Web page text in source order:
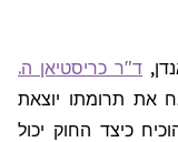
ד"ר כריסטיאן ה.
את תרומתו יוצאת
כיצד החוק יכול